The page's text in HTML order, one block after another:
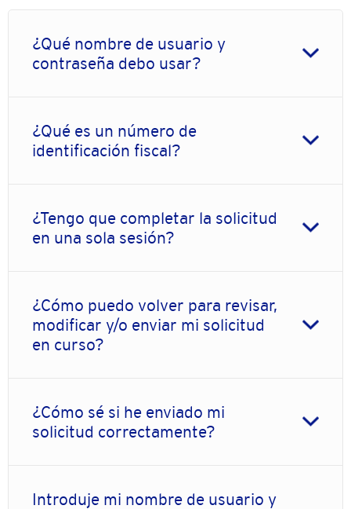
¿Qué nombre de usuario y
contraseña debo usar?
¿Qué es un número de
identificación fiscal?
¿Tengo que completar la solicitud
en una sola sesión?
¿Cómo puedo volver para revisar,
modificar y/o enviar mi solicitud
en curso?
¿Cómo sé si he enviado mi
solicitud correctamente?
Introduje mi nombre de usuario y